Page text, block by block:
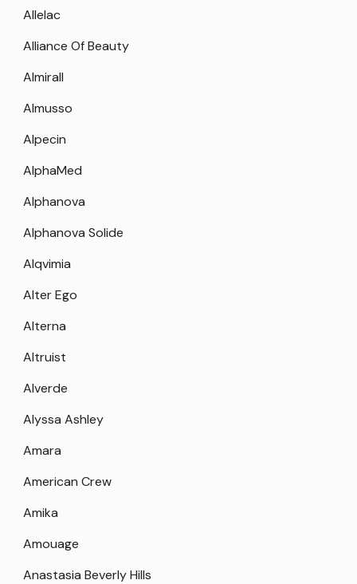
Allelac
Alliance Of Beauty
Almirall
Almusso
Alpecin
AlphaMed
Alphanova
Alphanova Solide
Alqvimia
Alter Ego
Alterna
Altruist
Alverde
Alyssa Ashley
Amara
American Crew
Amika
Amouage
Anastasia Beverly Hills